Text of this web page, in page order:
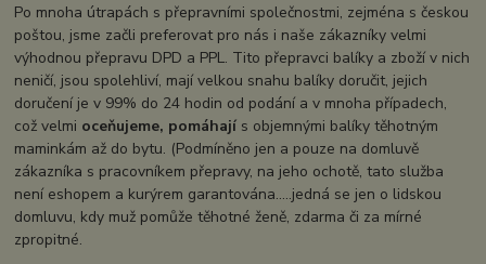
Po mnoha útrapách s přepravními společnostmi, zejména s českou
poštou, jsme začli preferovat pro nás i naše zákazníky velmi
výhodnou přepravu DPD a PPL. Tito přepravci balíky a zboží v nich
neničí, jsou spolehliví, mají velkou snahu balíky doručit, jejich
doručení je v 99% do 24 hodin od podání a v mnoha případech,
což velmi oceňujeme, pomáhají s objemnými balíky těhotným
maminkám až do bytu. (Podmíněno jen a pouze na domluvě
zákazníka s pracovníkem přepravy, na jeho ochotě, tato služba
není eshopem a kurýrem garantována.....jedná se jen o lidskou
domluvu, kdy muž pomůže těhotné ženě, zdarma či za mírné
zpropitné.